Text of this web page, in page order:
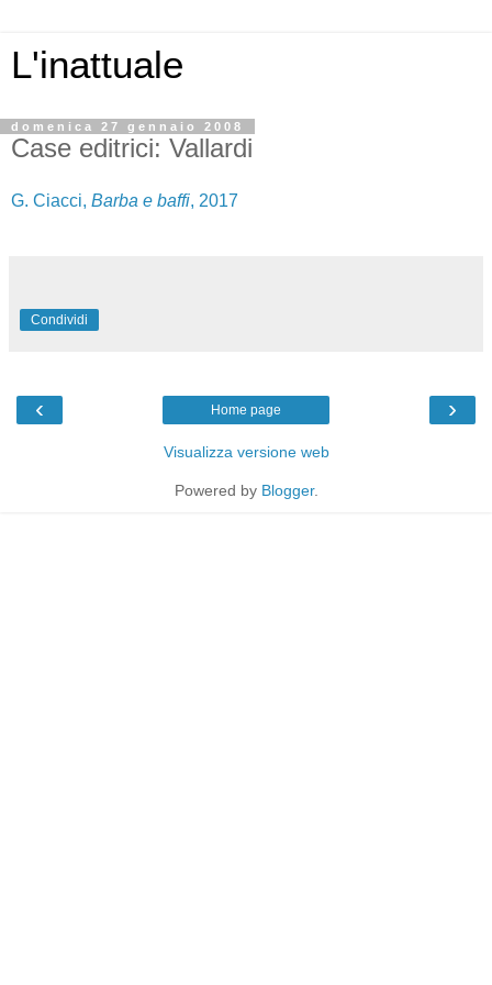
L'inattuale
domenica 27 gennaio 2008
Case editrici: Vallardi
G. Ciacci, Barba e baffi, 2017
Condividi
‹ ›
Home page
Visualizza versione web
Powered by Blogger.